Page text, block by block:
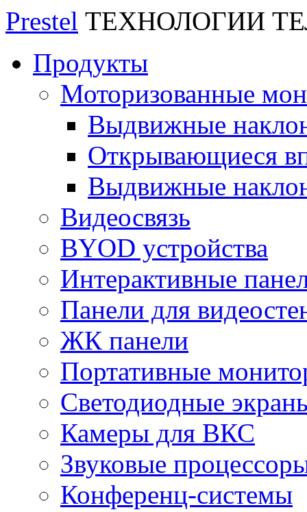
Prestel ТЕХНОЛОГИИ
Продукты
Моторизованные
Выдвижные
Открывающиеся
Выдвижные
Видеосвязь
BYOD устройства
Интерактивные
Панели для
ЖК панели
Портативные
Светодиодные
Камеры для ВКС
Звуковые
Конференц-системы